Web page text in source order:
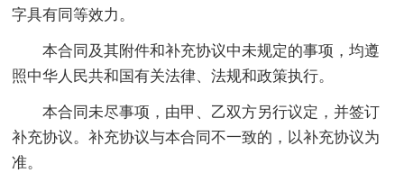
字具有同等效力。
本合同及其附件和补充协议中未规定的事项，均遵
照中华人民共和国有关法律、法规和政策执行。
本合同未尽事项，由甲、乙双方另行议定，并签订
补充协议。补充协议与本合同不一致的，以补充协议为
准。